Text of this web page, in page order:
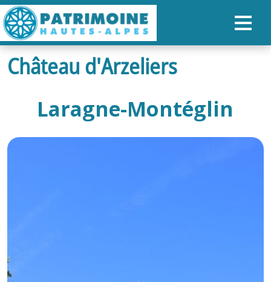
ACCUEIL
NOS PARCOURS
PATRIMOINE
Château d'Arzeliers
Laragne-Montéglin